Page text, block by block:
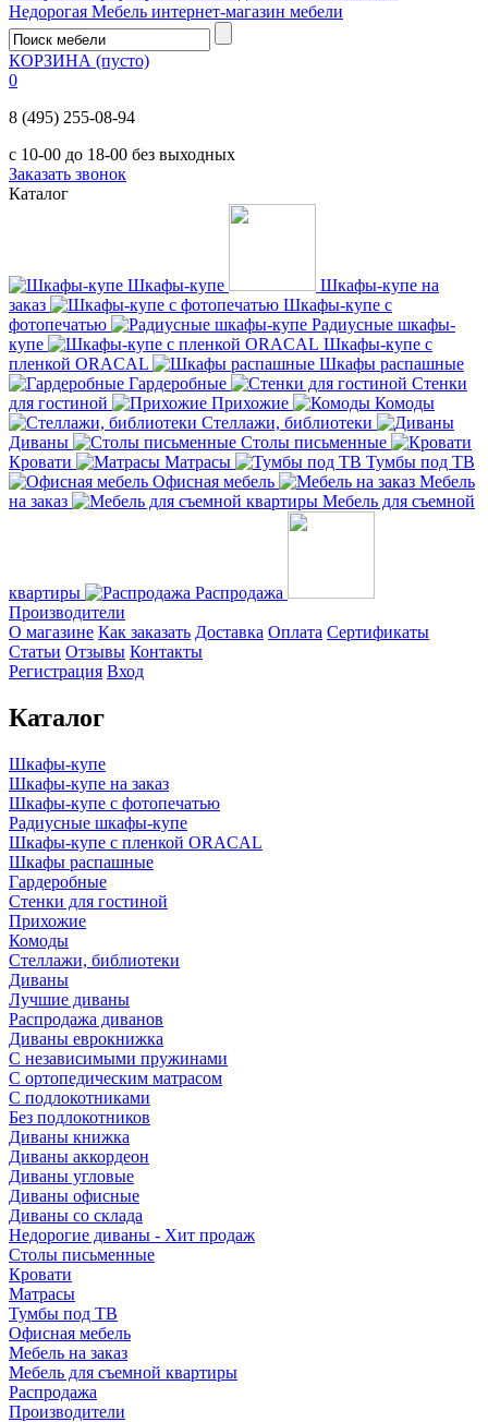
Недорогая Мебель интернет-магазин мебели
КОРЗИНА (пусто)
0
8 (495) 255-08-94
с 10-00 до 18-00 без выходных
Заказать звонок
Каталог
Шкафы-купе
Шкафы-купе на
заказ
Шкафы-купе с
фотопечатью
Радиусные шкафы-
купе
Шкафы-купе с
пленкой ORACAL
Шкафы распашные
Гардеробные
Стенки
для гостиной
Прихожие
Комоды
Стеллажи, библиотеки
Диваны
Столы письменные
Кровати
Матрасы
Тумбы под ТВ
Офисная мебель
Мебель
на заказ
Мебель для съемной
квартиры
Распродажа
Производители
О магазине Как заказать Доставка Оплата Сертификаты
Статьи Отзывы Контакты
Регистрация Вход
Каталог
Шкафы-купе
Шкафы-купе на заказ
Шкафы-купе с фотопечатью
Радиусные шкафы-купе
Шкафы-купе с пленкой ORACAL
Шкафы распашные
Гардеробные
Стенки для гостиной
Прихожие
Комоды
Стеллажи, библиотеки
Диваны
Лучшие диваны
Распродажа диванов
Диваны еврокнижка
С независимыми пружинами
С ортопедическим матрасом
С подлокотниками
Без подлокотников
Диваны книжка
Диваны аккордеон
Диваны угловые
Диваны офисные
Диваны со склада
Недорогие диваны - Хит продаж
Столы письменные
Кровати
Матрасы
Тумбы под ТВ
Офисная мебель
Мебель на заказ
Мебель для съемной квартиры
Распродажа
Производители